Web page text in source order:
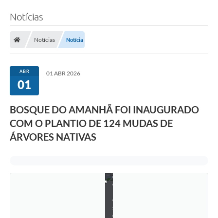
Notícias
Notícias Notícia
ABR
01
01 ABR 2026
BOSQUE DO AMANHÃ FOI INAUGURADO
COM O PLANTIO DE 124 MUDAS DE
ÁRVORES NATIVAS
a
u
g
u
d
o
o
s
q